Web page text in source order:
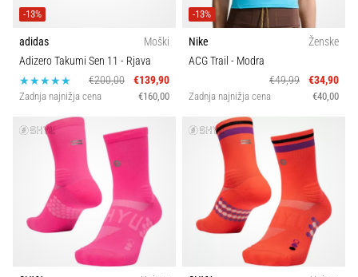
-13%
adidas
Moški
Adizero Takumi Sen 11 - Rjava
€200,00
€139,90
Zadnja najnižja cena €160,00
-13%
Nike
Ženske
ACG Trail - Modra
€49,99
€34,90
Zadnja najnižja cena €40,00